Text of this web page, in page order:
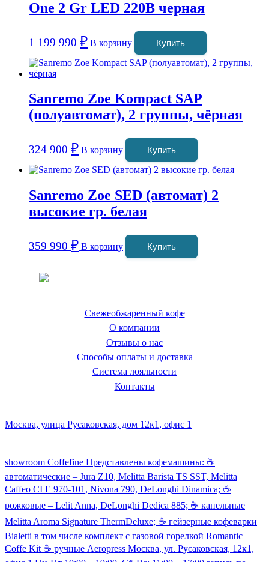
One 2 Gr LED 220В черная
1 199 990 ₽ В корзину Купить
Sanremo Zoe Kompact SAP
(полуавтомат), 2 группы, чёрная
324 900 ₽ В корзину Купить
Sanremo Zoe SED (автомат) 2
высокие гр. белая
359 990 ₽ В корзину Купить
Свежеобжаренный кофе
О компании
Отзывы о нас
Способы оплаты и доставка
Система лояльности
Контакты
Москва, улица Русаковская, дом 12к1, офис 1
showroom Coffefine Представлены кофемашины: ☕️
автоматические – Jura Z10, Melitta Barista TS SST, Melitta
Caffeo CI Е 970-101, Nivona 790, DeLonghi Dinamica; ☕️
рожковые – Lelit Anna, DeLonghi Dedica 885; ☕️ капельные
Melitta Aroma Signature ThermDeluxe; ☕️ гейзерные кофеварки
Bialetti в том числе комплект с газовой горелкой Romantic
Coffe Kit ☕️ ручные Aeropress Москва, ул. Русаковская, 12к1,